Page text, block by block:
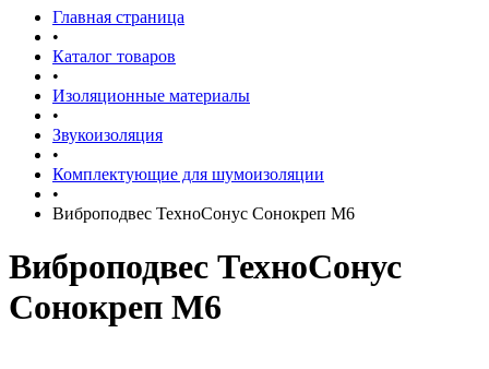
Главная страница
•
Каталог товаров
•
Изоляционные материалы
•
Звукоизоляция
•
Комплектующие для шумоизоляции
•
Виброподвес ТехноСонус Сонокреп М6
Виброподвес ТехноСонус
Сонокреп М6